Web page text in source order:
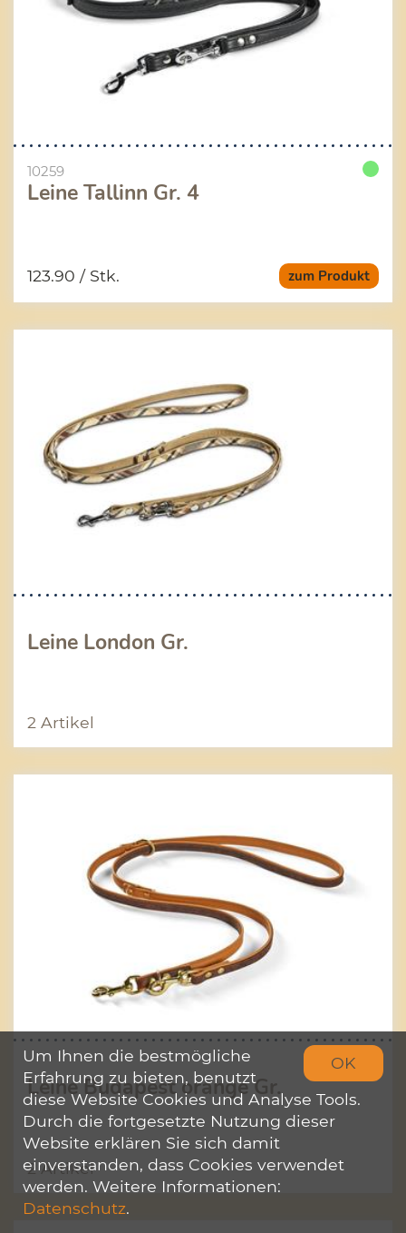
10259
Leine Tallinn Gr. 4
zum Produkt
123.90 / Stk.
Leine London Gr.
2 Artikel
Leine Budapest orange Gr.
2 Artikel
OK
Um Ihnen die bestmögliche
Erfahrung zu bieten, benutzt
diese Website Cookies und Analyse Tools.
Durch die fortgesetzte Nutzung dieser
Website erklären Sie sich damit
einverstanden, dass Cookies verwendet
werden. Weitere Informationen:
Datenschutz.